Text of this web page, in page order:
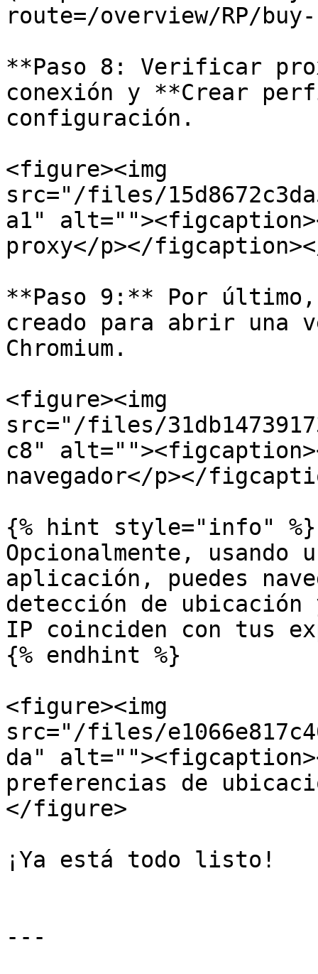
route=/overview/RP/
**Paso 8: Verificar
conexión y **Crear
configuración.
<figure><img
src="/files/
a1"
proxy</p></
**Paso 9:** Por
creado para abrir una
Chromium.
<figure><img
src="/files/
c8"
navegador</p></
{% hint style="info" %}
Opcionalmente, usando
aplicación, puedes
detección de
IP coinciden con tus
{% endhint %}
<figure><img
src="/files/
da"
preferencias de
</figure>
¡Ya está todo listo!
---